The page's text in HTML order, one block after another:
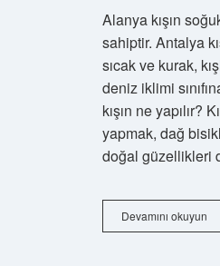
Alanya kışın
sahiptir. Antalya
sıcak ve kurak,
deniz iklimi
kışın ne
yapmak, dağ
doğal güzellikleri
Devamını okuyun